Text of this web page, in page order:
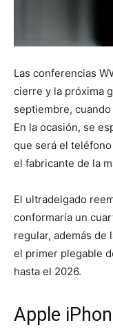
Las conferencias
cierre y la próxima
septiembre,
En la ocasión, se
que será el
el fabricante de la
El ultradelgado
conformaría un
regular, además de
el primer plegable
hasta el 2026.
Apple